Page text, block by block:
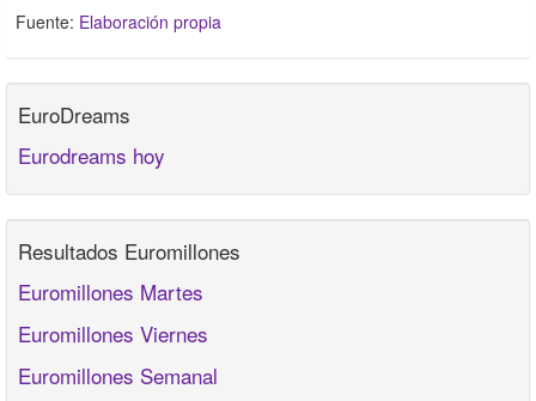
Fuente: Elaboración propia
EuroDreams
Eurodreams hoy
Resultados Euromillones
Euromillones Martes
Euromillones Viernes
Euromillones Semanal